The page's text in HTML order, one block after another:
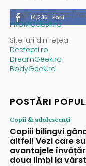
14,235 Fani
Spații publicitare /
PROMOdesk.ro
Site-uri din rețea:
Destepti.ro
DreamGeek.ro
BodyGeek.ro
POSTĂRI
Copii & adolescenți
Copiii bilingvi
altfel! Vezi care
avantajele
doua limbi la